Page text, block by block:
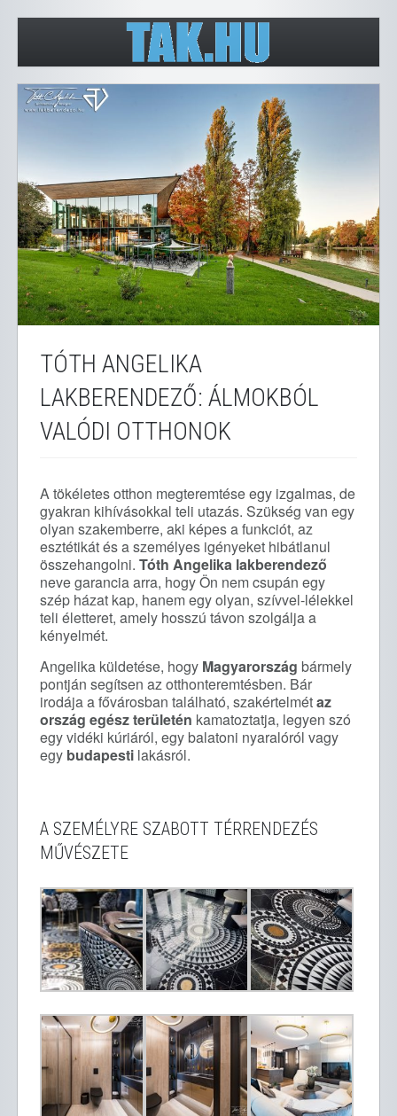
TÓTH ANGELIKA
LAKBERENDEZŐ: ÁLMOKBÓL
VALÓDI OTTHONOK
A tökéletes otthon megteremtése egy izgalmas, de
gyakran kihívásokkal teli utazás. Szükség van egy
olyan szakemberre, aki képes a funkciót, az
esztétikát és a személyes igényeket hibátlanul
összehangolni. Tóth Angelika lakberendező
neve garancia arra, hogy Ön nem csupán egy
szép házat kap, hanem egy olyan, szívvel-lélekkel
teli életteret, amely hosszú távon szolgálja a
kényelmét.
Angelika küldetése, hogy Magyarország bármely
pontján segítsen az otthonteremtésben. Bár
irodája a fővárosban található, szakértelmétaz
ország egész területén kamatoztatja, legyen szó
egy vidéki kúriáról, egy balatoni nyaralóról vagy
egy budapesti lakásról.
A SZEMÉLYRE SZABOTT TÉRRENDEZÉS
MŰVÉSZETE